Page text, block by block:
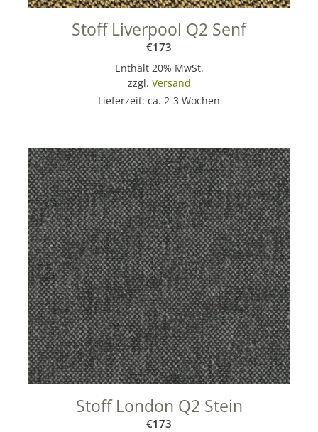
Stoff Liverpool Q2 Senf
€173
Enthält 20% MwSt.
zzgl. Versand
Lieferzeit: ca. 2-3 Wochen
Stoff London Q2 Stein
€173